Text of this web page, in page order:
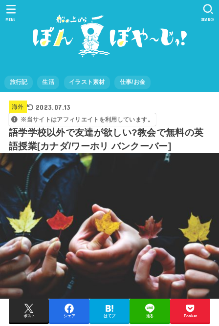
旅行記 生活 イラスト素材 仕事/お金
SEARCH
MENU
海外 2023.07.13
※当サイトはアフィリエイトを利用しています。
語学学校以外で友達が欲しい?教会で無料の英
語授業[カナダ/ワーホリ バンクーバー]
ポスト シェア はてブ 送る Pocket